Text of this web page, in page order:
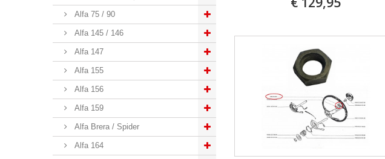
Alfa 75 / 90
Alfa 145 / 146
Alfa 147
Alfa 155
Alfa 156
Alfa 159
Alfa Brera / Spider
Alfa 164